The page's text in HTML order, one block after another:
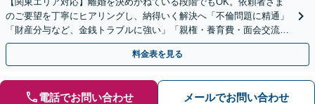
のご要望を丁寧にヒアリングし、納得いく解決へ「不倫問題に精通」
「財産分与など、金銭トラブルに強い」「親権・養育費・面会交流も
お任せ」【完全個室】【子連れ相談可】【初回相談無料】
料金表を見る
電話でお問い合わせ メールでお問い合わせ